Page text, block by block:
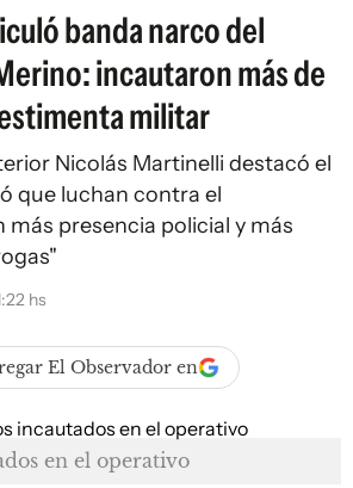
banda narco del
incautaron más de
militar
Nicolás Martinelli destacó el
que luchan contra el
presencia policial y más
hs
El Observador en
en el operativo